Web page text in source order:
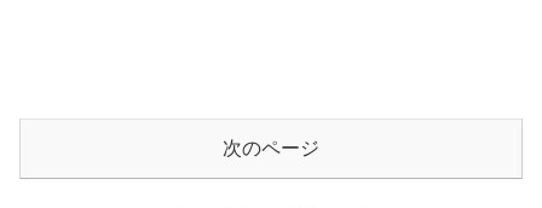
次のページ